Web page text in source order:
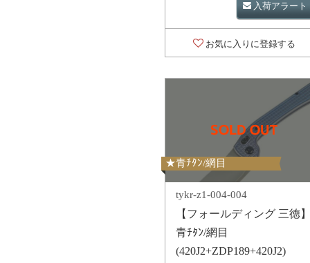
入荷アラート
お気に入りに登録する
★青ﾁﾀﾝ/網目
tykr-z1-004-004
【フォールディング 三徳
青ﾁﾀﾝ/網目
(420J2+ZDP189+420J2)